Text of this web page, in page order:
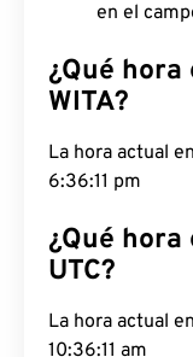
en el
¿Qué
WITA?
La hora actual
6:36:12 pm
¿Qué
UTC?
La hora actual
10:36:12 am